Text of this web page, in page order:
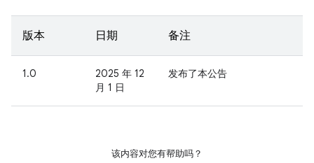
版本 日期 备注
1.0
2025 年 12
月 1 日
发布了本公告
该内容对您有帮助吗？